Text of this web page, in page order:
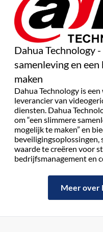
Dahua Technology
samenleving en
maken
Dahua Technology is
leverancier van
diensten. Dahua
om “een slimmere
mogelijk te maken” en
beveiligingsoplossingen,
waarde te creëren voor
bedrijfsmanagement en
Meer over